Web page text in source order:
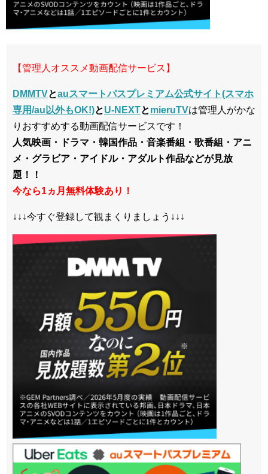
【管理人オススメ動画配信サービス】
DMMTVとauスマートパスプレミアム公式サイト(スマホ
専用/au以外もOK!)とU-NEXTとmieruTVは管理人がかな
りおすすめする動画配信サービスです！
人気映画・ドラマ・韓国作品・音楽番組・歌番組・アニ
メ・グラビア・アイドル・アダルト作品などが見放
題！！
今なら1ヵ月無料体験あり！
↓↓↓今すぐ登録して観まくりましょう↓↓↓